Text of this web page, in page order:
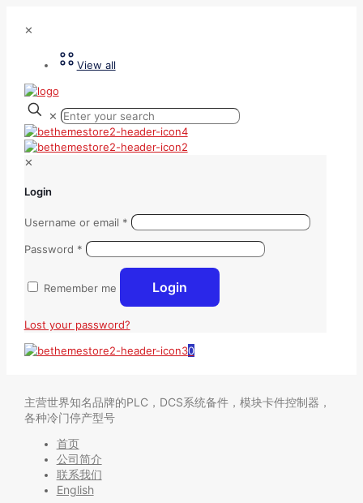
✕
View all
✕
✕
Login
Username or email *
Password *
Remember me Login
Lost your password?
0
主营世界知名品牌的PLC，DCS系统备件，模块卡件控制器，
各种冷门停产型号
首页
公司简介
联系我们
English